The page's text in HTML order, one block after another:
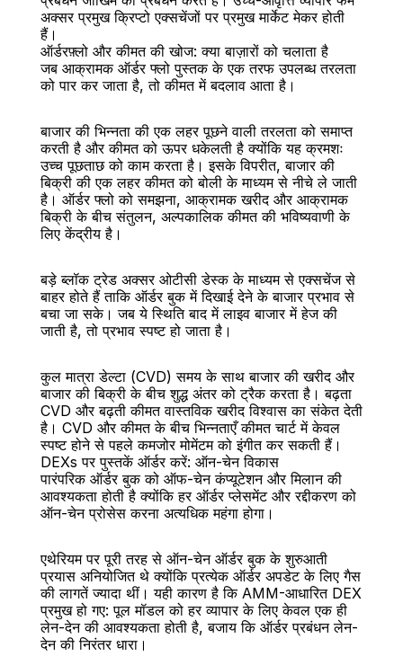
अक्सर प्रमुख क्रिप्टो एक्सचेंजों पर प्रमुख मार्केट मेकर होती
हैं।
ऑर्डरफ़्लो और कीमत की खोज: क्या बाज़ारों को चलाता है
जब आक्रामक ऑर्डर फ्लो पुस्तक के एक तरफ उपलब्ध तरलता
को पार कर जाता है, तो कीमत में बदलाव आता है।
बाजार की भिन्नता की एक लहर पूछने वाली तरलता को समाप्त
करती है और कीमत को ऊपर धकेलती है क्योंकि यह क्रमशः
उच्च पूछताछ को काम करता है। इसके विपरीत, बाजार की
बिक्री की एक लहर कीमत को बोली के माध्यम से नीचे ले जाती
है। ऑर्डर फ्लो को समझना, आक्रामक खरीद और आक्रामक
बिक्री के बीच संतुलन, अल्पकालिक कीमत की भविष्यवाणी के
लिए केंद्रीय है।
बड़े ब्लॉक ट्रेड अक्सर ओटीसी डेस्क के माध्यम से एक्सचेंज से
बाहर होते हैं ताकि ऑर्डर बुक में दिखाई देने के बाजार प्रभाव से
बचा जा सके। जब ये स्थिति बाद में लाइव बाजार में हेज की
जाती है, तो प्रभाव स्पष्ट हो जाता है।
कुल मात्रा डेल्टा (CVD) समय के साथ बाजार की खरीद और
बाजार की बिक्री के बीच शुद्ध अंतर को ट्रैक करता है। बढ़ता
CVD और बढ़ती कीमत वास्तविक खरीद विश्वास का संकेत देती
है। CVD और कीमत के बीच भिन्नताएँ कीमत चार्ट में केवल
स्पष्ट होने से पहले कमजोर मोमेंटम को इंगीत कर सकती हैं।
DEXs पर पुस्तकें ऑर्डर करें: ऑन-चेन विकास
पारंपरिक ऑर्डर बुक को ऑफ-चेन कंप्यूटेशन और मिलान की
आवश्यकता होती है क्योंकि हर ऑर्डर प्लेसमेंट और रद्दीकरण को
ऑन-चेन प्रोसेस करना अत्यधिक महंगा होगा।
एथेरियम पर पूरी तरह से ऑन-चेन ऑर्डर बुक के शुरुआती
प्रयास अनियोजित थे क्योंकि प्रत्येक ऑर्डर अपडेट के लिए गैस
की लागतें ज्यादा थीं। यही कारण है कि AMM-आधारित DEX
प्रमुख हो गए: पूल मॉडल को हर व्यापार के लिए केवल एक ही
लेन-देन की आवश्यकता होती है, बजाय कि ऑर्डर प्रबंधन लेन-
देन की निरंतर धारा।